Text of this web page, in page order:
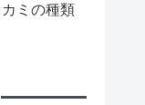
ミの種類